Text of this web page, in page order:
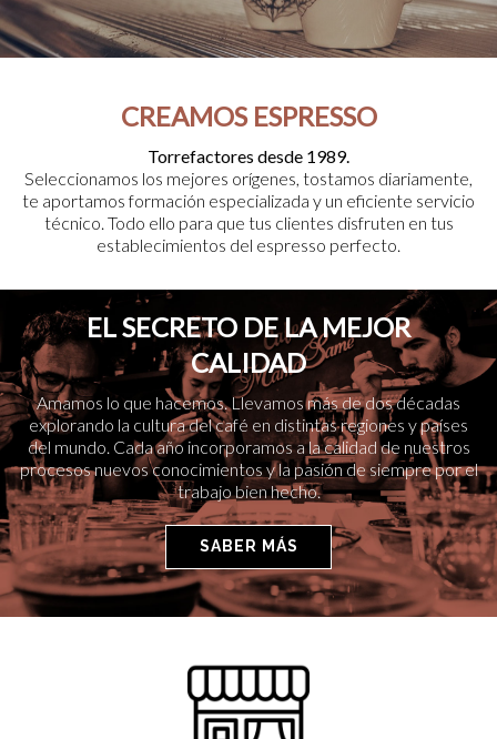
CREAMOS ESPRESSO
Torrefactores desde 1989.
Seleccionamos los mejores orígenes, tostamos diariamente,
te aportamos formación especializada y un eficiente servicio
técnico. Todo ello para que tus clientes disfruten en tus
establecimientos del espresso perfecto.
EL SECRETO DE LA MEJOR
CALIDAD
Amamos lo que hacemos. Llevamos más de dos décadas
explorando la cultura del café en distintas regiones y países
del mundo. Cada año incorporamos a la calidad de nuestros
procesos nuevos conocimientos y la pasión de siempre por el
trabajo bien hecho.
SABER MÁS